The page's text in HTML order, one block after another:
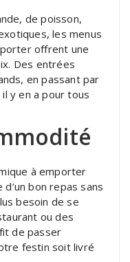
de poisson,
les menus
offrent une
Des entrées
en passant par
y en a pour tous
à emporter
bon repas sans
besoin de se
ou des
de passer
festin soit livré